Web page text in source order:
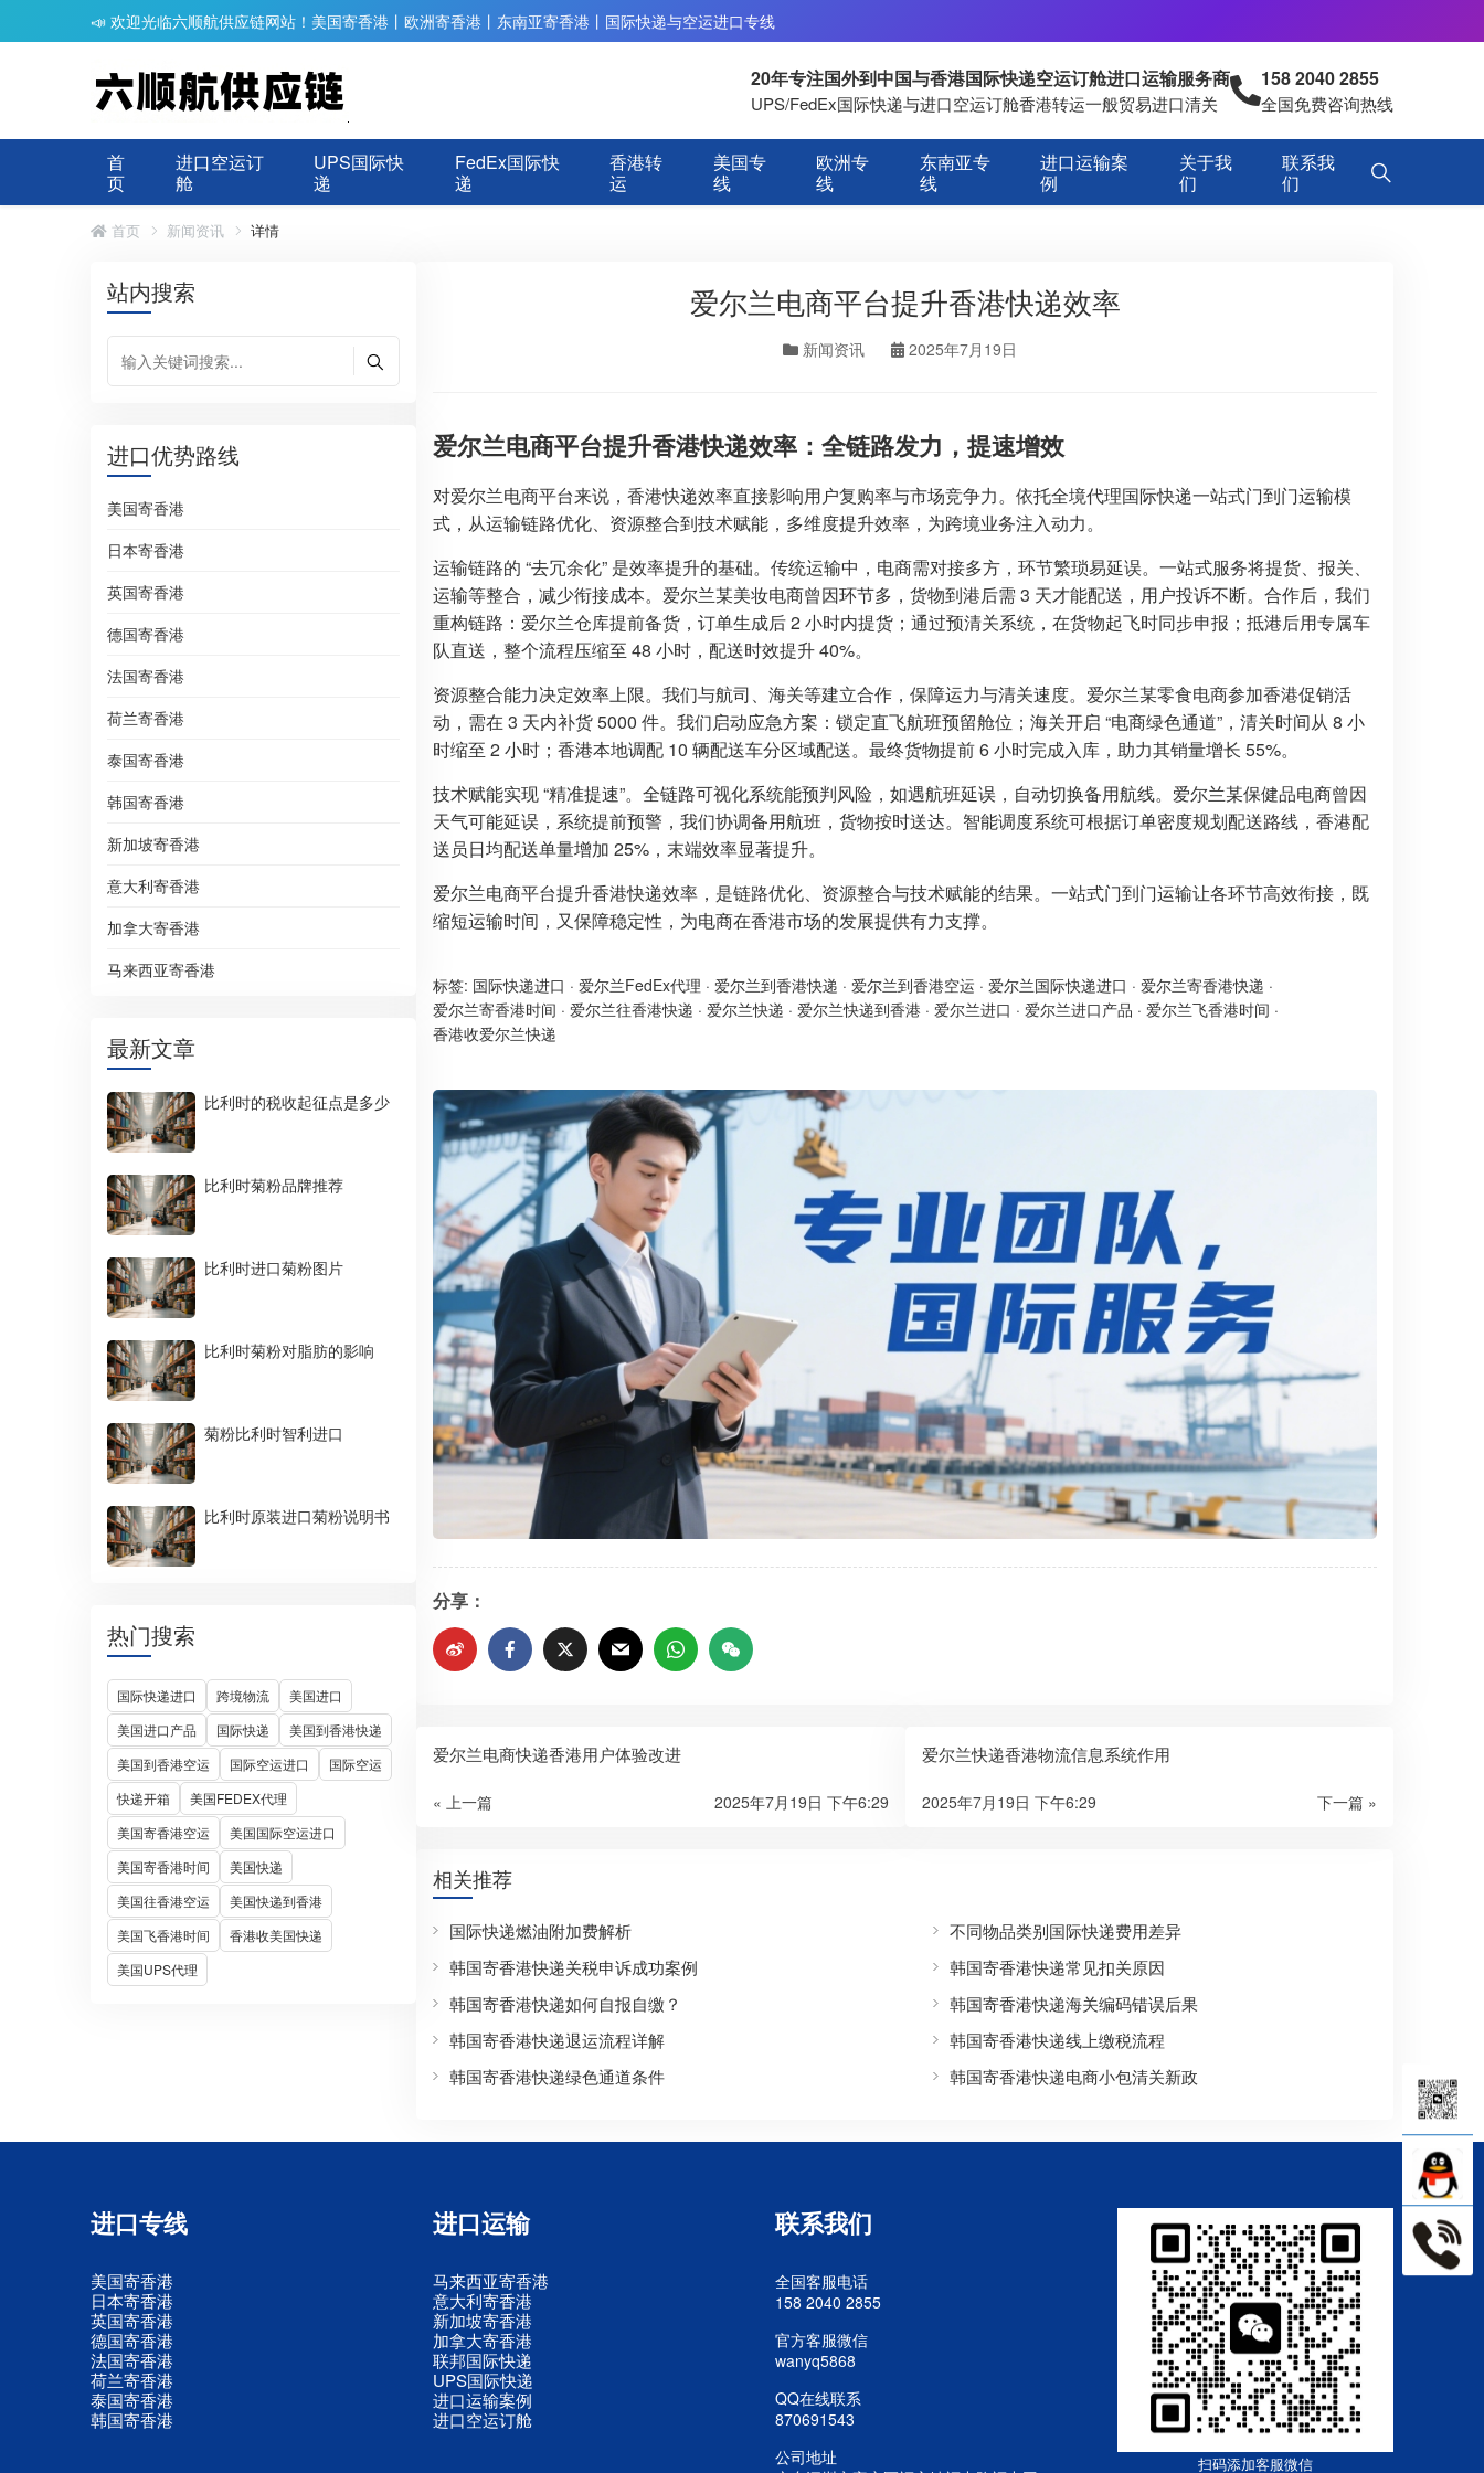
📣 欢迎光临六顺航供应链网站！美国寄香港丨欧洲寄香港丨东南亚寄香港丨国际快递与空运进口专线
20年专注国外到中国与香港国际快递空运订舱进口运输服务商
UPS/FedEx国际快递与进口空运订舱香港转运一般贸易进口清关
158 2040 2855
全国免费咨询热线
首
页
进口空运订
舱
UPS国际快
递
FedEx国际快
递
香港转
运
美国专
线
欧洲专
线
东南亚专
线
进口运输案
例
关于我
们
联系我
们
首页 新闻资讯 详情
站内搜索
进口优势路线
美国寄香港
日本寄香港
英国寄香港
德国寄香港
法国寄香港
荷兰寄香港
泰国寄香港
韩国寄香港
新加坡寄香港
意大利寄香港
加拿大寄香港
马来西亚寄香港
最新文章
比利时的税收起征点是多少
比利时菊粉品牌推荐
比利时进口菊粉图片
比利时菊粉对脂肪的影响
菊粉比利时智利进口
比利时原装进口菊粉说明书
热门搜索
国际快递进口 跨境物流
美国进口
美国进口产品
国际快递
美国到香港快递
美国到香港空运
国际空运进口
国际空运
快递开箱
美国FEDEX代理
美国寄香港空运
美国国际空运进口
美国寄香港时间
美国快递
美国往香港空运
美国快递到香港
美国飞香港时间
香港收美国快递
美国UPS代理
爱尔兰电商平台提升香港快递效率
新闻资讯 2025年7月19日
爱尔兰电商平台提升香港快递效率：全链路发力，提速增效
对爱尔兰电商平台来说，香港快递效率直接影响用户复购率与市场竞争力。依托全境代理国际快递一站式门到门运输模
式，从运输链路优化、资源整合到技术赋能，多维度提升效率，为跨境业务注入动力。
运输链路的 “去冗余化” 是效率提升的基础。传统运输中，电商需对接多方，环节繁琐易延误。一站式服务将提货、报关、
运输等整合，减少衔接成本。爱尔兰某美妆电商曾因环节多，货物到港后需 3 天才能配送，用户投诉不断。合作后，我们
重构链路：爱尔兰仓库提前备货，订单生成后 2 小时内提货；通过预清关系统，在货物起飞时同步申报；抵港后用专属车
队直送，整个流程压缩至 48 小时，配送时效提升 40%。
资源整合能力决定效率上限。我们与航司、海关等建立合作，保障运力与清关速度。爱尔兰某零食电商参加香港促销活
动，需在 3 天内补货 5000 件。我们启动应急方案：锁定直飞航班预留舱位；海关开启 “电商绿色通道”，清关时间从 8 小
时缩至 2 小时；香港本地调配 10 辆配送车分区域配送。最终货物提前 6 小时完成入库，助力其销量增长 55%。
技术赋能实现 “精准提速”。全链路可视化系统能预判风险，如遇航班延误，自动切换备用航线。爱尔兰某保健品电商曾因
天气可能延误，系统提前预警，我们协调备用航班，货物按时送达。智能调度系统可根据订单密度规划配送路线，香港配
送员日均配送单量增加 25%，末端效率显著提升。
爱尔兰电商平台提升香港快递效率，是链路优化、资源整合与技术赋能的结果。一站式门到门运输让各环节高效衔接，既
缩短运输时间，又保障稳定性，为电商在香港市场的发展提供有力支撑。
标签: 国际快递进口 · 爱尔兰FedEx代理 · 爱尔兰到香港快递 · 爱尔兰到香港空运 · 爱尔兰国际快递进口 · 爱尔兰寄香港快递 ·
爱尔兰寄香港时间 · 爱尔兰往香港快递 · 爱尔兰快递 · 爱尔兰快递到香港 · 爱尔兰进口 · 爱尔兰进口产品 · 爱尔兰飞香港时间 ·
香港收爱尔兰快递
分享：
爱尔兰电商快递香港用户体验改进
« 上一篇 2025年7月19日 下午6:29
爱尔兰快递香港物流信息系统作用
下一篇 »
2025年7月19日 下午6:29
相关推荐
国际快递燃油附加费解析
不同物品类别国际快递费用差异
韩国寄香港快递关税申诉成功案例
韩国寄香港快递常见扣关原因
韩国寄香港快递如何自报自缴？
韩国寄香港快递海关编码错误后果
韩国寄香港快递退运流程详解
韩国寄香港快递线上缴税流程
韩国寄香港快递绿色通道条件
韩国寄香港快递电商小包清关新政
进口专线
美国寄香港
日本寄香港
英国寄香港
德国寄香港
法国寄香港
荷兰寄香港
泰国寄香港
韩国寄香港
进口运输
马来西亚寄香港
意大利寄香港
新加坡寄香港
加拿大寄香港
联邦国际快递
UPS国际快递
进口运输案例
进口空运订舱
联系我们
全国客服电话
158 2040 2855
官方客服微信
wanyq5868
QQ在线联系
870691543
公司地址
扫码添加客服微信